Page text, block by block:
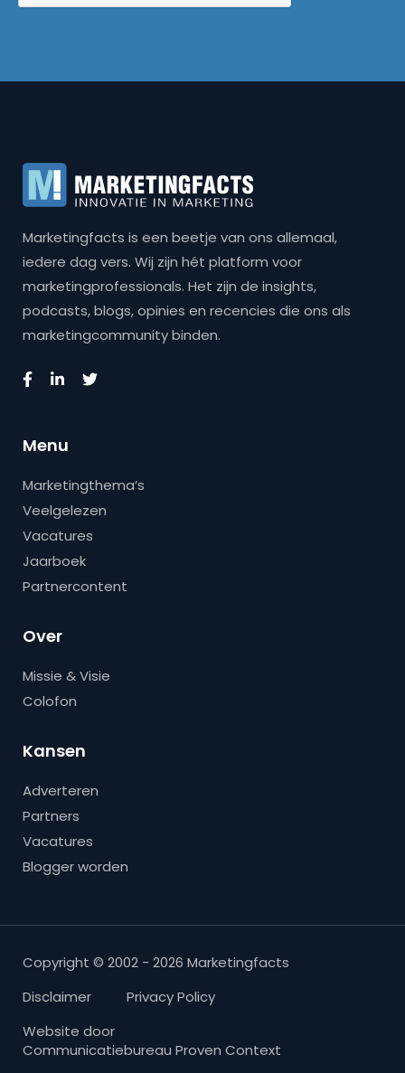
Marketingfacts is een beetje van ons allemaal,
iedere dag vers. Wij zijn hét platform voor
marketingprofessionals. Het zijn de insights,
podcasts, blogs, opinies en recencies die ons als
marketingcommunity binden.
Menu
Marketingthema’s
Veelgelezen
Vacatures
Jaarboek
Partnercontent
Over
Missie & Visie
Colofon
Kansen
Adverteren
Partners
Vacatures
Blogger worden
Copyright © 2002 - 2026 Marketingfacts
Disclaimer
Privacy Policy
Website door
Communicatiebureau Proven Context